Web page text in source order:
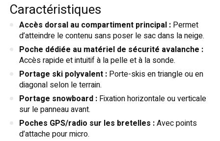
Caractéristiques
Accès dorsal au compartiment principal : Permet
d’atteindre le contenu sans poser le sac dans la neige.
Poche dédiée au matériel de sécurité avalanche :
Accès rapide et intuitif à la pelle et à la sonde.
Portage ski polyvalent : Porte-skis en triangle ou en
diagonal selon le terrain.
Portage snowboard : Fixation horizontale ou verticale
sur le panneau avant.
Poches GPS/radio sur les bretelles :Avec points
d’attache pour micro.